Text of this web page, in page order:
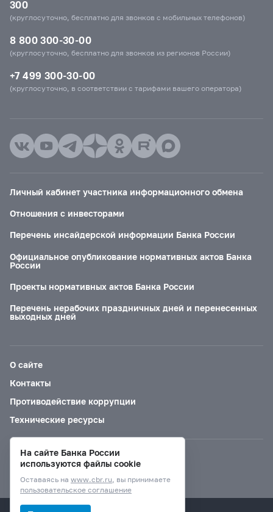
300
(круглосуточно, бесплатно для звонков с мобильных телефонов)
8 800 300-30-00
(круглосуточно, бесплатно для звонков из регионов России)
+7 499 300-30-00
(круглосуточно, в соответствии с тарифами вашего оператора)
Личный кабинет участника информационного обмена
Отношения с инвесторами
Перечень инсайдерской информации Банка России
Официальное опубликование нормативных актов Банка
России
Проекты нормативных актов Банка России
Перечень нерабочих праздничных дней и перенесенных
выходных дней
О сайте
Контакты
Противодействие коррупции
Технические ресурсы
Версия для слабовидящих
На сайте Банка России
используются файлы cookie
Оставаясь на www.cbr.ru, вы принимаете
пользовательское соглашение